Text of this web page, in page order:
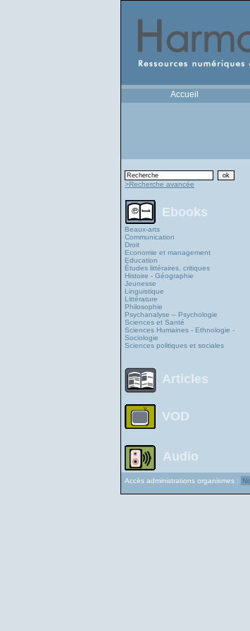
Accueil
>Recherche avancée
Ebooks
Beaux-arts
Communication
Droit
Economie et management
Education
Études littéraires, critiques
Histoire - Géographie
Jeunesse
Linguistique
Littérature
Philosophie
Psychanalyse – Psychologie
Sciences et Santé
Sciences Humaines - Ethnologie -
Sociologie
Sciences politiques et sociales
Articles
VOD
Audio
Accès administrations organismes :